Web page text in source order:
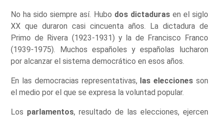
No ha sido siempre así. Hubo dos dictadurasen el siglo
XX que duraron casi cincuenta años. La dictadura de
Primo de Rivera (1923-1931) y la de Francisco Franco
(1939-1975). Muchos españoles y españolas lucharon
por alcanzar el sistema democrático en esos años.
En las democracias representativas, las eleccionesson
el medio por el que se expresa la voluntad popular.
Los parlamentos, resultado de las elecciones, ejercen